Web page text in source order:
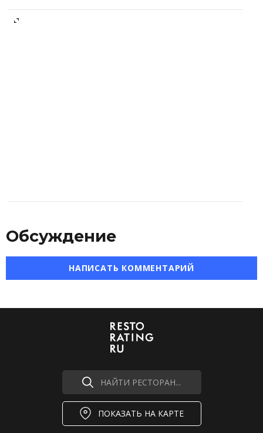
Обсуждение
НАПИСАТЬ КОММЕНТАРИЙ
НАЙТИ РЕСТОРАН...
ПОКАЗАТЬ НА КАРТЕ